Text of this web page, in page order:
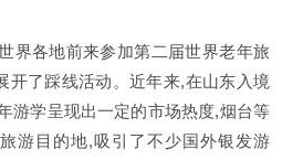
界各地前来参加第二届世界老年旅
开了踩线活动。近年来,在山东入境
游学呈现出一定的市场热度,烟台等
游目的地,吸引了不少国外银发游